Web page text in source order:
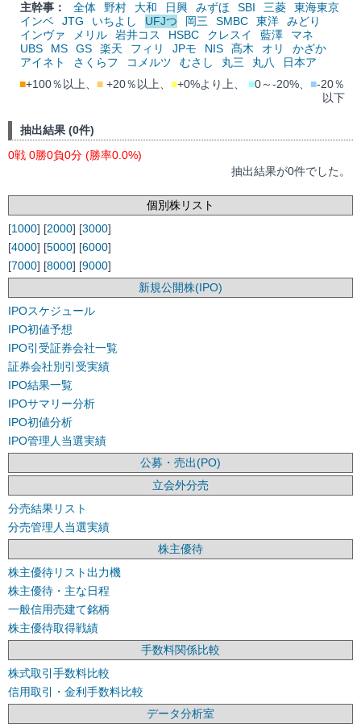
主幹事：
全体 野村 大和 日興 みずほ SBI 三菱
東海東京
インベ
JTG いちよし UFJつ 岡三 SMBC 東洋
みどり
インヴァ
メリル 岩井コス HSBC クレスイ 藍澤
マネ
UBS
MS GS 楽天 フィリ JPモ NIS 髙木 オリ
かざか
アイネト
さくらフ コメルツ むさし 丸三 丸八
日本ア
■+100％以上、 ■ +20％以上、 ■+0%より上、 ■0～-20%、 ■-20％
以下
抽出結果 (0件)
0戦 0勝0負0分 (勝率0.0%)
抽出結果が0件でした。
個別株リスト
[1000] [2000] [3000]
[4000] [5000] [6000]
[7000] [8000] [9000]
新規公開株(IPO)
IPOスケジュール
IPO初値予想
IPO引受証券会社一覧
証券会社別引受実績
IPO結果一覧
IPOサマリー分析
IPO初値分析
IPO管理人当選実績
公募・売出(PO)
立会外分売
分売結果リスト
分売管理人当選実績
株主優待
株主優待リスト出力機
株主優待・主な日程
一般信用売建て銘柄
株主優待取得戦績
手数料関係比較
株式取引手数料比較
信用取引・金利手数料比較
データ分析室